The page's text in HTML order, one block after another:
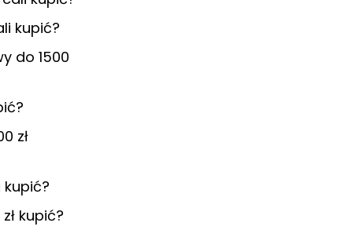
kupić?
do 1500
zł
kupić?